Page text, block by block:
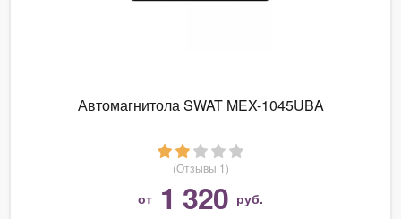
Автомагнитола SWAT MEX-1045UBA
(Отзывы 1)
от 1 320 руб.